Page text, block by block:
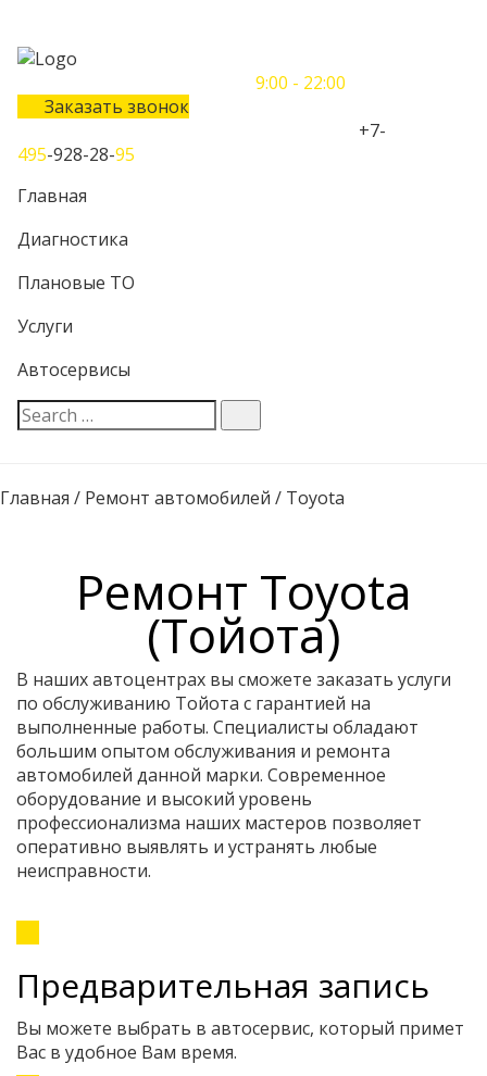
9:00 - 22:00
Заказать звонок
+7-
495-928-28-95
Главная
Диагностика
Плановые ТО
Услуги
Автосервисы
Главная / Ремонт автомобилей / Toyota
Ремонт Toyota
(Тойота)
В наших автоцентрах вы сможете заказать услуги
по обслуживанию Тойота с гарантией на
выполненные работы. Специалисты обладают
большим опытом обслуживания и ремонта
автомобилей данной марки. Современное
оборудование и высокий уровень
профессионализма наших мастеров позволяет
оперативно выявлять и устранять любые
неисправности.
Предварительная запись
Вы можете выбрать в автосервис, который примет
Вас в удобное Вам время.